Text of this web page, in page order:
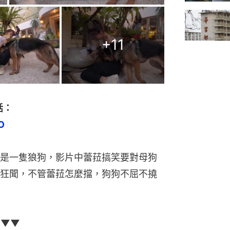
+11
一隻狼狗，影片中蕾菈搞笑要對母狗
聞，不管蕾菈怎麼擋，狗狗不屈不撓
▼▼▼